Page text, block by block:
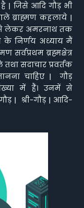
| जिसे आदि गौड़ भी
ब्राह्मण कहलाये |
से लेकर अमरनाथ तक
के निर्णय अध्याय मैं
सर्वप्रथम ब्रह्मक्षेत्र
सदाचार प्रवर्तक
चाहिए | गौड़
में हैं। उनमें से
| श्री-गौड़ | आदि-